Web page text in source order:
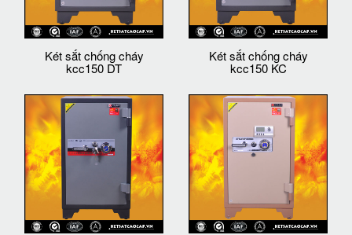
Két sắt chống cháy
kcc150 DT
Két sắt chống cháy
kcc150 KC